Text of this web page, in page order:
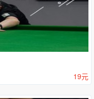
19元